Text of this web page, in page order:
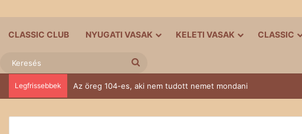
CLASSIC CLUB NYUGATI VASAK KELETI VASAK CLASSIC
Legfrissebbek Az öreg 104-es, aki nem tudott nemet mondani